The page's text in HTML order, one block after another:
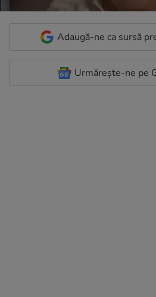
Adaugă-ne ca sursă
Urmărește-ne pe